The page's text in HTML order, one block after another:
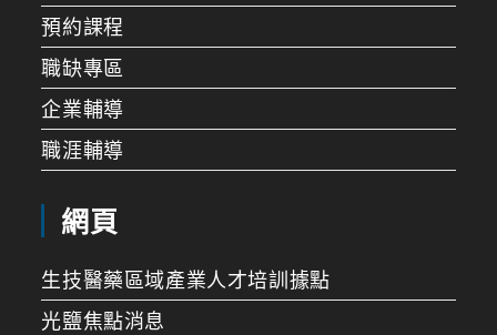
預約課程
職缺專區
企業輔導
職涯輔導
網頁
生技醫藥區域產業人才培訓據點
光鹽焦點消息